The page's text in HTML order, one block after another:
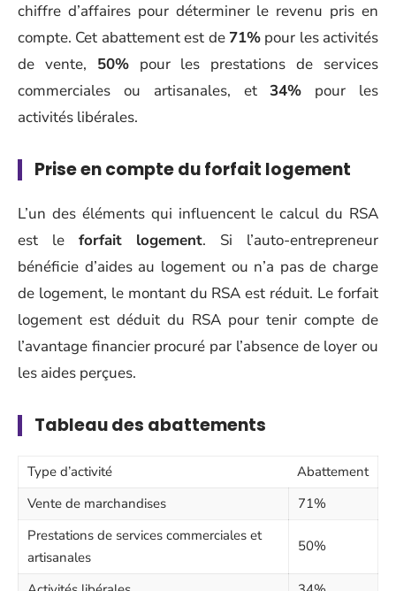
chiffre d’affaires pour déterminer le revenu pris en
compte. Cet abattement est de 71%pour les activités
de vente, 50%pour les prestations de services
commerciales ou artisanales, et34% pour les
activités libérales.
Prise en compte du forfait logement
L’un des éléments qui influencent le calcul du RSA
est le forfait logement. Si l’auto-entrepreneur
bénéficie d’aides au logement ou n’a pas de charge
de logement, le montant du RSA est réduit. Le forfait
logement est déduit du RSA pour tenir compte de
l’avantage financier procuré par l’absence de loyer ou
les aides perçues.
Tableau des abattements
Type d’activité
Abattement
Vente de marchandises
71%
Prestations de services commerciales et
artisanales
50%